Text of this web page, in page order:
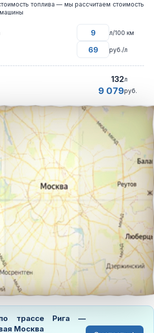
топлива — мы рассчитаем стоимость
л/100 км
руб./л
132л
9 079руб.
автомобильного маршрута из города
трассе Рига —
Москва